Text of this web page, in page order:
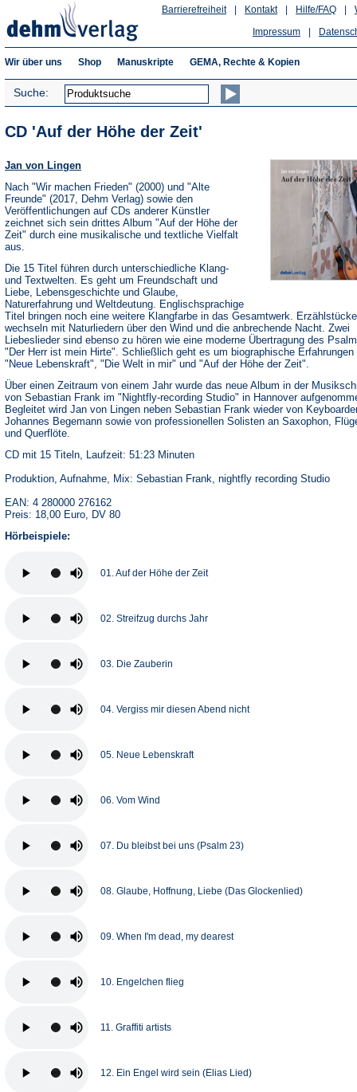
Hilfe/FAQ
Kontakt
Barrierefreiheit
Impressum
Wir über uns Shop Manuskripte GEMA, Rechte & Kopien
Suche:
CD 'Auf der Höhe der Zeit'
Jan von Lingen
Nach "Wir machen Frieden" (2000) und "Alte
Freunde" (2017, Dehm Verlag) sowie den
Veröffentlichungen auf CDs anderer Künstler
zeichnet sich sein drittes Album "Auf der Höhe der
Zeit" durch eine musikalische und textliche Vielfalt
aus.
Die 15 Titel führen durch unterschiedliche Klang-
und Textwelten. Es geht um Freundschaft und
Liebe, Lebensgeschichte und Glaube,
Naturerfahrung und Weltdeutung. Englischsprachige
Titel bringen noch eine weitere Klangfarbe in das Gesamtwerk. Erzählstücke
wechseln mit Naturliedern über den Wind und die anbrechende Nacht. Zwei
Liebeslieder sind ebenso zu hören wie eine moderne Übertragung des
"Der Herr ist mein Hirte". Schließlich geht es um biographische Erfahrungen
"Neue Lebenskraft", "Die Welt in mir" und "Auf der Höhe der Zeit".
Über einen Zeitraum von einem Jahr wurde das neue Album in der
von Sebastian Frank im "Nightfly-recording Studio" in Hannover
Begleitet wird Jan von Lingen neben Sebastian Frank wieder von
Johannes Begemann sowie von professionellen Solisten an Saxophon,
und Querflöte.
CD mit 15 Titeln, Laufzeit: 51:23 Minuten
Produktion, Aufnahme, Mix: Sebastian Frank, nightfly recording Studio
EAN: 4 280000 276162
Preis: 18,00 Euro, DV 80
Hörbeispiele:
01. Auf der Höhe der Zeit
02. Streifzug durchs Jahr
03. Die Zauberin
04. Vergiss mir diesen Abend nicht
05. Neue Lebenskraft
06. Vom Wind
07. Du bleibst bei uns (Psalm 23)
08. Glaube, Hoffnung, Liebe (Das Glockenlied)
09. When I'm dead, my dearest
10. Engelchen flieg
11. Graffiti artists
12. Ein Engel wird sein (Elias Lied)